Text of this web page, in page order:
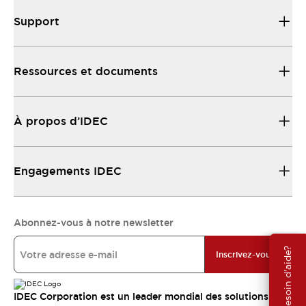
Besoin d'aide?
Support
Ressources et documents
À propos d’IDEC
Engagements IDEC
Abonnez-vous à notre newsletter
Inscrivez-vous
IDEC Corporation est un leader mondial des solutions